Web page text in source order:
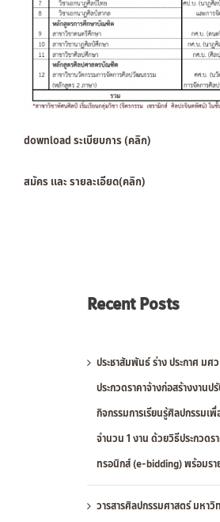
download ระเบียบการ (คลิก)
สมัคร และ รายละเอียด(คลิก)
Recent Posts
ประชาสัมพันธ์ ร่าง ประกาศ มศ
ประกวดราคาจ้างก่อสร้างงานป
กิจกรรมการเรียนรู้ศิลปกรรมเ
จำนวน 1 งาน ด้วยวิธีประกวดร
ทรอนิกส์ (e-bidding) พร้อมรา
วารสารศิลปกรรมศาสตร์ มหาวิ